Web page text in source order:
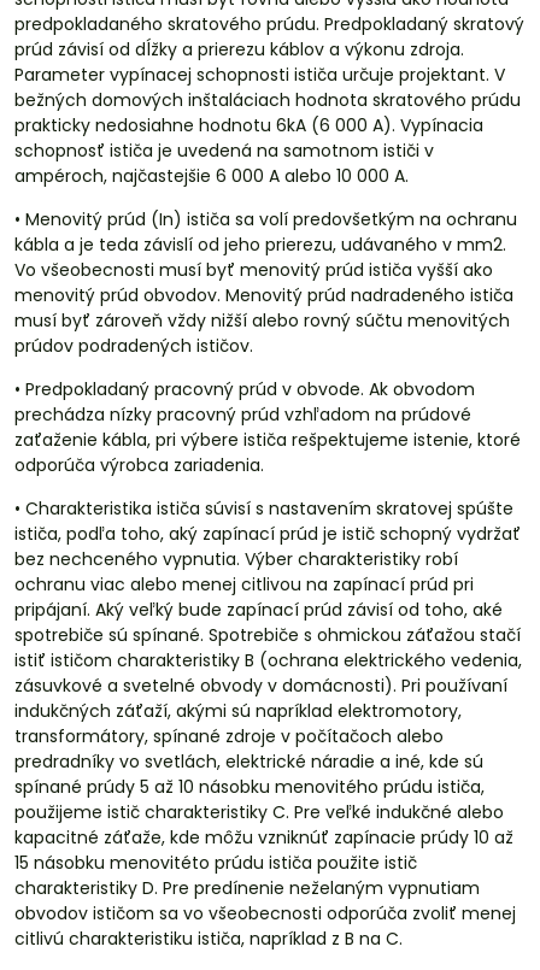
predpokladaného skratového prúdu. Predpokladaný skratový
prúd závisí od dĺžky a prierezu káblov a výkonu zdroja.
Parameter vypínacej schopnosti ističa určuje projektant. V
bežných domových inštaláciach hodnota skratového prúdu
prakticky nedosiahne hodnotu 6kA (6 000 A). Vypínacia
schopnosť ističa je uvedená na samotnom ističi v
ampéroch, najčastejšie 6 000 A alebo 10 000 A.
• Menovitý prúd (In) ističa sa volí predovšetkým na ochranu
kábla a je teda závislí od jeho prierezu, udávaného v mm2.
Vo všeobecnosti musí byť menovitý prúd ističa vyšší ako
menovitý prúd obvodov. Menovitý prúd nadradeného ističa
musí byť zároveň vždy nižší alebo rovný súčtu menovitých
prúdov podradených ističov.
• Predpokladaný pracovný prúd v obvode. Ak obvodom
prechádza nízky pracovný prúd vzhľadom na prúdové
zaťaženie kábla, pri výbere ističa rešpektujeme istenie, ktoré
odporúča výrobca zariadenia.
• Charakteristika ističa súvisí s nastavením skratovej spúšte
ističa, podľa toho, aký zapínací prúd je istič schopný vydržať
bez nechceného vypnutia. Výber charakteristiky robí
ochranu viac alebo menej citlivou na zapínací prúd pri
pripájaní. Aký veľký bude zapínací prúd závisí od toho, aké
spotrebiče sú spínané. Spotrebiče s ohmickou záťažou stačí
istiť ističom charakteristiky B (ochrana elektrického vedenia,
zásuvkové a svetelné obvody v domácnosti). Pri používaní
indukčných záťaží, akými sú napríklad elektromotory,
transformátory, spínané zdroje v počítačoch alebo
predradníky vo svetlách, elektrické náradie a iné, kde sú
spínané prúdy 5 až 10 násobku menovitého prúdu ističa,
použijeme istič charakteristiky C. Pre veľké indukčné alebo
kapacitné záťaže, kde môžu vzniknúť zapínacie prúdy 10 až
15 násobku menovitéto prúdu ističa použite istič
charakteristiky D. Pre predínenie neželaným vypnutiam
obvodov ističom sa vo všeobecnosti odporúča zvoliť menej
citlivú charakteristiku ističa, napríklad z B na C.